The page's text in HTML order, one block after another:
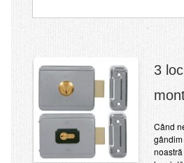
3
Când